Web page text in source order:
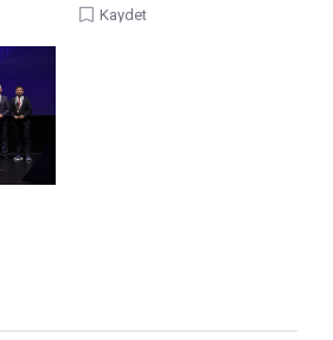
Kaydet